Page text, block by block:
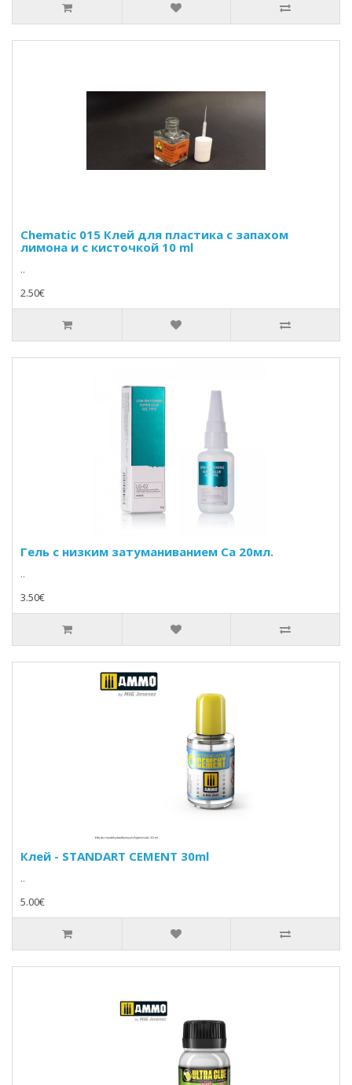
Chematic 015 Клей для пластика с запахом
лимона и с кисточкой 10 ml
..
2.50€
Гель с низким затуманиванием Ca 20мл.
..
3.50€
Клей - STANDART CEMENT 30ml
..
5.00€